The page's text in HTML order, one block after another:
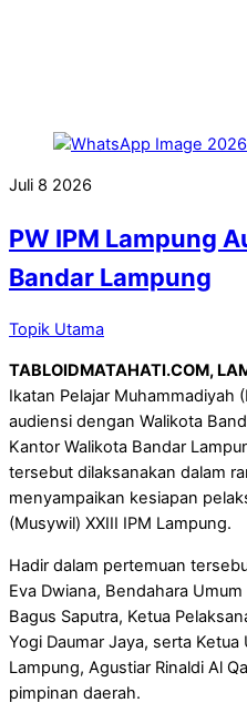
Juli 8 2026
PW IPM Lampung
Bandar Lampung
Topik Utama
TABLOIDMATAHATI.COM,
Ikatan Pelajar Muhammadiyah
audiensi dengan Walikota
Kantor Walikota Bandar
tersebut dilaksanakan dalam
menyampaikan kesiapan
(Musywil) XXIII IPM Lampung.
Hadir dalam pertemuan
Eva Dwiana, Bendahara
Bagus Saputra, Ketua
Yogi Daumar Jaya, serta Ketua
Lampung, Agustiar Rinaldi Al
pimpinan daerah.